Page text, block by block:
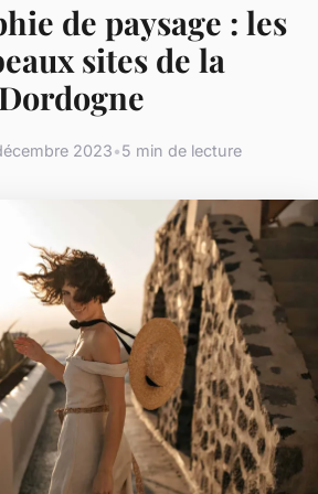
de paysage : les
sites de la
Dordogne
2023•5 min de lecture